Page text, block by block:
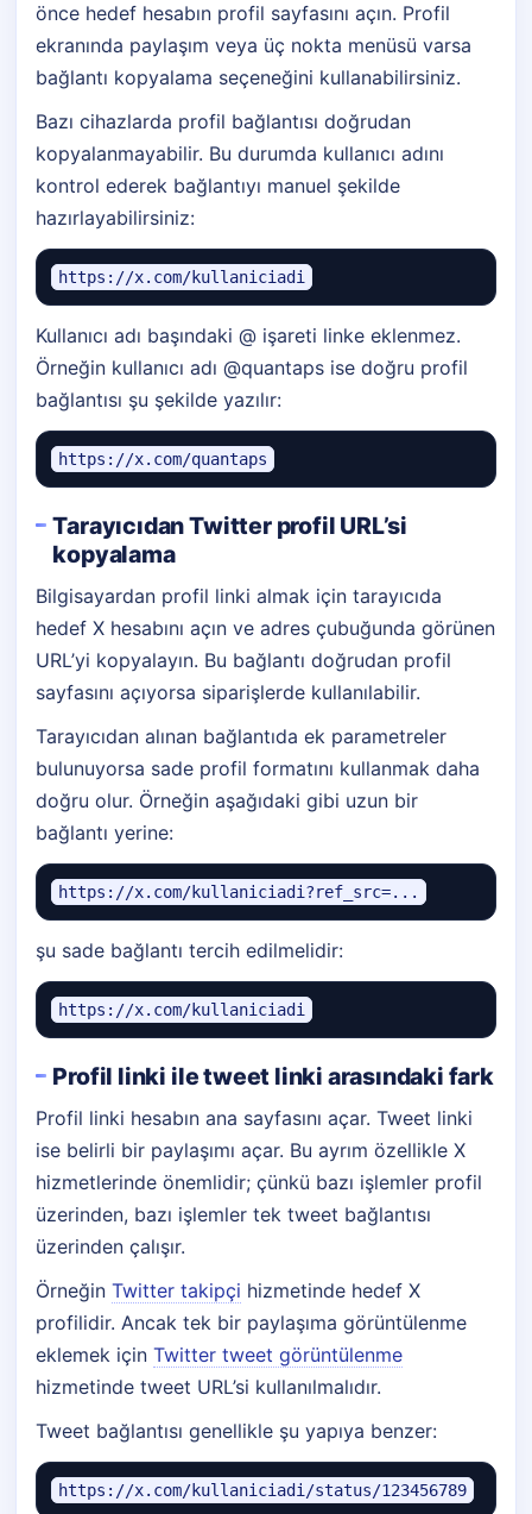
önce hedef hesabın profil sayfasını açın. Profil
ekranında paylaşım veya üç nokta menüsü varsa
bağlantı kopyalama seçeneğini kullanabilirsiniz.
Bazı cihazlarda profil bağlantısı doğrudan
kopyalanmayabilir. Bu durumda kullanıcı adını
kontrol ederek bağlantıyı manuel şekilde
hazırlayabilirsiniz:
https://x.com/kullaniciadi
Kullanıcı adı başındaki @ işareti linke eklenmez.
Örneğin kullanıcı adı @quantaps ise doğru profil
bağlantısı şu şekilde yazılır:
https://x.com/quantaps
Tarayıcıdan Twitter profil URL’si
kopyalama
Bilgisayardan profil linki almak için tarayıcıda
hedef X hesabını açın ve adres çubuğunda görünen
URL’yi kopyalayın. Bu bağlantı doğrudan profil
sayfasını açıyorsa siparişlerde kullanılabilir.
Tarayıcıdan alınan bağlantıda ek parametreler
bulunuyorsa sade profil formatını kullanmak daha
doğru olur. Örneğin aşağıdaki gibi uzun bir
bağlantı yerine:
https://x.com/kullaniciadi?ref_src=...
şu sade bağlantı tercih edilmelidir:
https://x.com/kullaniciadi
Profil linki ile tweet linki arasındaki fark
Profil linki hesabın ana sayfasını açar. Tweet linki
ise belirli bir paylaşımı açar. Bu ayrım özellikle X
hizmetlerinde önemlidir; çünkü bazı işlemler profil
üzerinden, bazı işlemler tek tweet bağlantısı
üzerinden çalışır.
ÖrneğinTwitter takipçi hizmetinde hedef X
profilidir. Ancak tek bir paylaşıma görüntülenme
eklemek içinTwitter tweet görüntülenme
hizmetinde tweet URL’si kullanılmalıdır.
Tweet bağlantısı genellikle şu yapıya benzer:
https://x.com/kullaniciadi/status/123456789